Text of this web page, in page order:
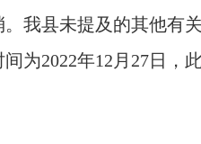
我县未提及的其他有
为2022年12月27日，